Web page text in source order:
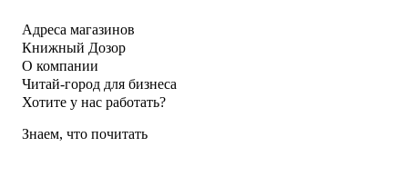
Адреса магазинов
Книжный Дозор
О компании
Читай-город для бизнеса
Хотите у нас работать?
Знаем, что почитать